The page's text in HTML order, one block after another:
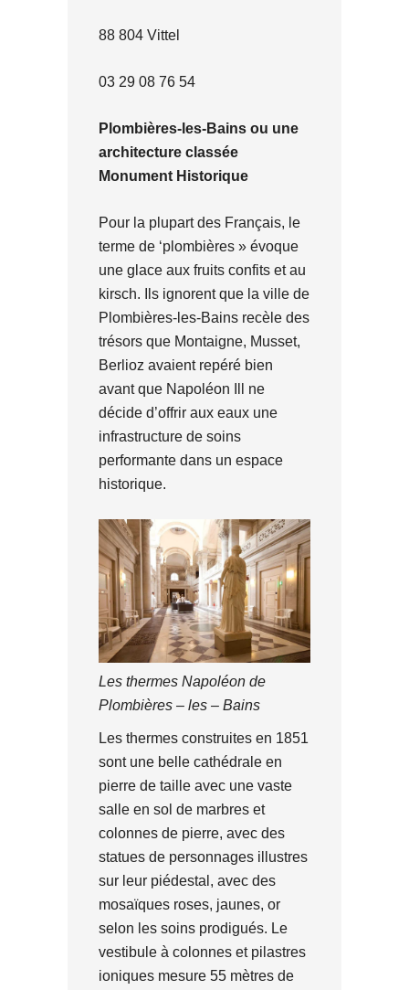
88 804 Vittel
03 29 08 76 54
Plombières-les-Bains ou une
architecture classée
Monument Historique
Pour la plupart des Français, le
terme de ‘plombières » évoque
une glace aux fruits confits et au
kirsch. Ils ignorent que la ville de
Plombières-les-Bains recèle des
trésors que Montaigne, Musset,
Berlioz avaient repéré bien
avant que Napoléon Ill ne
décide d’offrir aux eaux une
infrastructure de soins
performante dans un espace
historique.
Les thermes Napoléon de
Plombières – les – Bains
Les thermes construites en 1851
sont une belle cathédrale en
pierre de taille avec une vaste
salle en sol de marbres et
colonnes de pierre, avec des
statues de personnages illustres
sur leur piédestal, avec des
mosaïques roses, jaunes, or
selon les soins prodigués. Le
vestibule à colonnes et pilastres
ioniques mesure 55 mètres de